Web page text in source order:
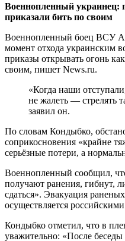
Военнопленный украинец:
приказали бить по своим
Военнопленный боец ВСУ
момент отхода украинским
приказы открывать огонь
своим, пишет News.ru.
«Когда наши
не жалеть — стрелять
заявил он.
По словам Кондыбко,
соприкосновения «крайне
серьёзные потери, а
Военнопленный сообщил,
получают ранения, гибнут,
сдаться». Эвакуация
осуществляется
Кондыбко отметил, что в
уважительно: «После